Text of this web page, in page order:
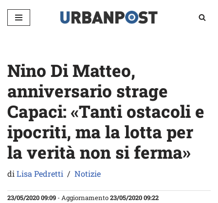
Vai
Nino Di Matteo,
anniversario strage
Capaci: «Tanti ostacoli e
ipocriti, ma la lotta per
la verità non si ferma»
diLisa Pedretti Notizie
23/05/2020 09:09 - Aggiornamento23/05/2020 09:22